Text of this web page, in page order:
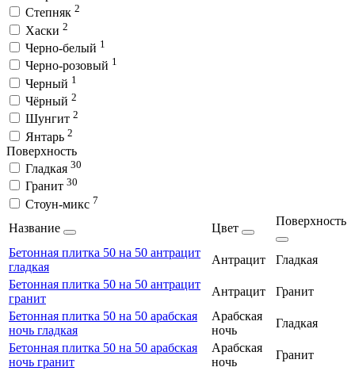
Степняк 2
Хаски 2
Черно-белый 1
Черно-розовый 1
Черный 1
Чёрный 2
Шунгит 2
Янтарь 2
Поверхность
Гладкая 30
Гранит 30
Стоун-микс 7
Название Цвет
Поверхность
Бетонная плитка 50 на 50 антрацит
гладкая
Антрацит
Гладкая
Бетонная плитка 50 на 50 антрацит
гранит
Антрацит
Гранит
Бетонная плитка 50 на 50 арабская
ночь гладкая
Арабская
ночь
Гладкая
Бетонная плитка 50 на 50 арабская
ночь гранит
Арабская
ночь
Гранит